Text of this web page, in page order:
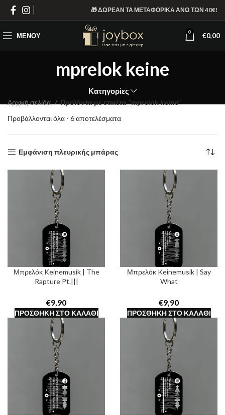
🎁 ΔΩΡΕΑΝ ΤΑ ΜΕΤΑΦΟΡΙΚΑ ΑΝΩ ΤΩΝ 40€!
ΜΕΝΟΎ 0 €0,00
mprelok keine
Κατηγορίες
Αρχική σελίδα
Προϊόντα με ετικέτα “mprelok keine”
Προβάλλονται όλα - 6 αποτελέσματαSorted
Εμφάνιση πλευρικής μπάρας
Μπρελόκ Keinemusik | The
Rapture Pt.|||
€
ΠΡΟΣΘΉΚΗ ΣΤΟ ΚΑΛΆΘΙ
Μπρελόκ Keinemusik | Say
What
€
ΠΡΟΣΘΉΚΗ ΣΤΟ ΚΑΛΆΘΙ